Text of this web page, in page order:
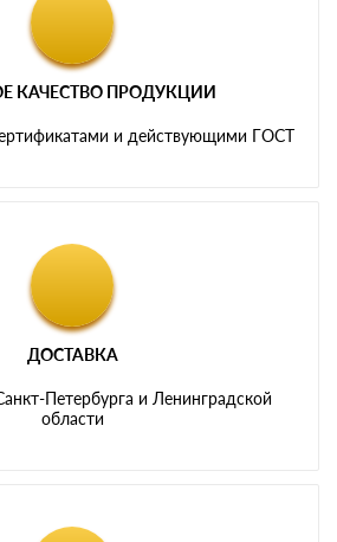
КАЧЕСТВО ПРОДУКЦИИ
и действующими ГОСТ
ДОСТАВКА
Петербурга и Ленинградской
области